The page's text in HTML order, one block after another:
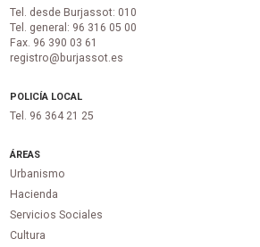
Tel. desde Burjassot: 010
Tel. general: 96 316 05 00
Fax. 96 390 03 61
registro@burjassot.es
POLICÍA LOCAL
Tel. 96 364 21 25
ÁREAS
Urbanismo
Hacienda
Servicios Sociales
Cultura